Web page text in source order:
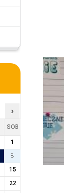
›
SOB
1
8
15
22